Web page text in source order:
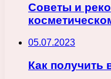
Советы и
05.07.2023
Как получить